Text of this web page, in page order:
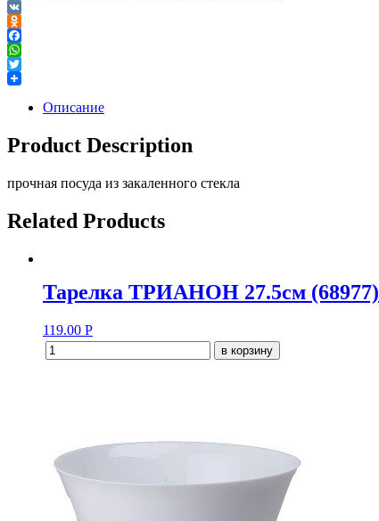
VK
Odnoklassniki
Facebook
WhatsApp
Twitter
Описание
Product Description
прочная посуда из закаленного стекла
Related Products
Тарелка ТРИАНОН 27.5см (68977)
119.00 Р
в корзину